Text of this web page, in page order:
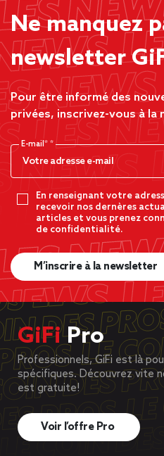
Ne manquez
newsletter
Pour être informé des
privées, inscrivez-vous à la
E-mail*
En renseignant votre
recevoir nos dernères
articles et vous prenez
de confidentialité.
M’inscrire à la newsletter
GiFiPro
Professionnels, GiFi est là
spécifiques. Découvrez vite
est gratuite!
Voir l’offre Pro